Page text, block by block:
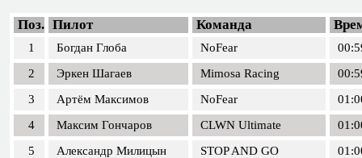
Поз. Пилот Команда
1 Богдан Глоба NoFear
2
Эркен Шагаев Mimosa Racing
3
Артём Максимов NoFear
4
Максим Гончаров CLWN Ultimate
5
Александр Милицын STOP AND GO